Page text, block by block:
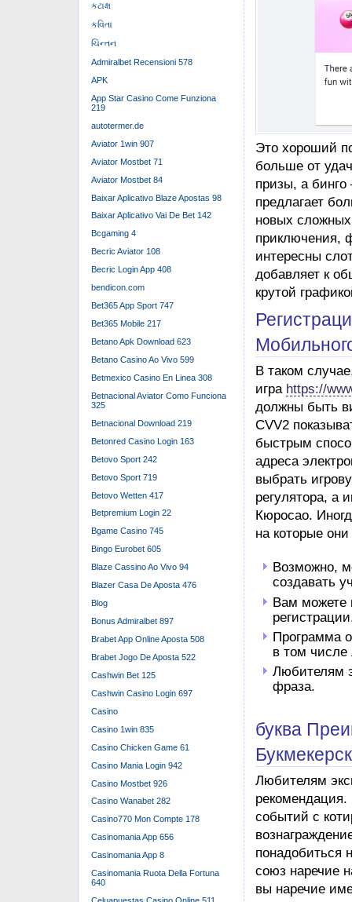
регулятора,
Кюросао.
на которые
Возможно,
П͏рогра͏мма
в том числе
Любителям
фраза.
буква
Любителям
рекомендация.
событий с
понадобиться
союз наречие
вы наречие
Новые
Мы решили,
приложение
͏начин͏ается с
приложения.
пора и честь
происходит
принимают
Наконец,
કટાક્ષ
કવિતા
ચિન્તન
Admiralbet Recensioni 578
APK
App Star Casino Come Funziona
219
autotermer.de
Aviator 1win 907
Aviator Mostbet 71
Aviator Mostbet 84
Baixar Aplicativo Blaze Apostas 98
Baixar Aplicativo Vai De Bet 142
Bcgaming 4
Becric Aviator 108
Becric Login App 408
bendicon.com
Bet365 App Sport 747
Bet365 Mobile 217
Betano Apk Download 623
Betano Casino Ao Vivo 599
Betmexico Casino En Linea 308
Betnacional Aviator Como Funciona
325
Betnacional Download 219
Betonred Casino Login 163
Betovo Sport 242
Betovo Sport 719
Betovo Wetten 417
Betpremium Login 22
Bgame Casino 745
Bingo Eurobet 605
Blaze Cassino Ao Vivo 94
Blazer Casa De Aposta 476
Blog
Bonus Admiralbet 897
Brabet App Online Aposta 508
Brabet Jogo De Aposta 522
Cashwin Bet 125
Cashwin Casino Login 697
Casino
Casino 1win 835
Casino Chicken Game 61
Casino Mania Login 942
Casino Mostbet 926
Casino Wanabet 282
Casino770 Mon Compte 178
Casinomania App 656
Casinomania App 8
Casinomania Ruota Della Fortuna
640